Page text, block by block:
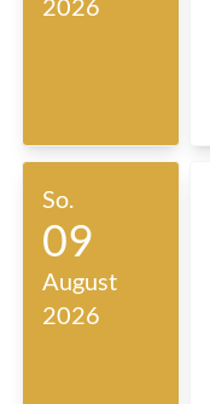
2026
So.
09
August
2026